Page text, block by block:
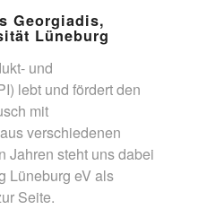
Georgiadis,
Lüneburg
und
lebt und fördert den
mit
verschiedenen
Jahren steht uns dabei
Lüneburg eV als
Seite.